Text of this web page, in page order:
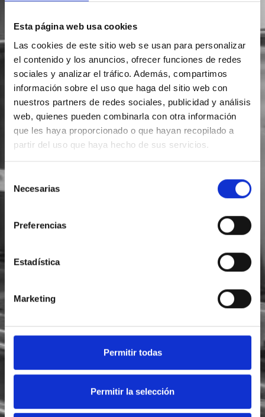
Esta página web usa cookies
Las cookies de este sitio web se usan para personalizar
el contenido y los anuncios, ofrecer funciones de redes
sociales y analizar el tráfico. Además, compartimos
información sobre el uso que haga del sitio web con
nuestros partners de redes sociales, publicidad y análisis
web, quienes pueden combinarla con otra información
que les haya proporcionado o que hayan recopilado a
partir del uso que haya hecho de sus servicios.
de Necesarias
Preferencias
Estadística
Marketing
Permitir todas
Permitir la selección
He leído y acepto la
Acepto recibir novedades deFoodsat